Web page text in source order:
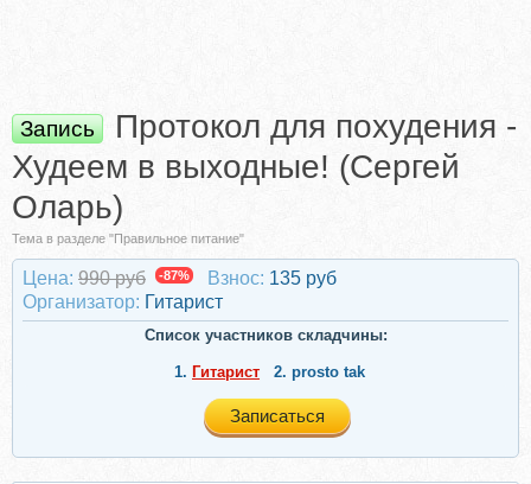
Запись
Протокол для похудения -
Худеем в выходные! (Сергей
Оларь)
Тема в разделе "Правильное питание"
Цена: 990 руб -87% Взнос: 135 руб
Организатор: Гитарист
Список участников складчины:
1. Гитарист 2. prosto tak
Записаться